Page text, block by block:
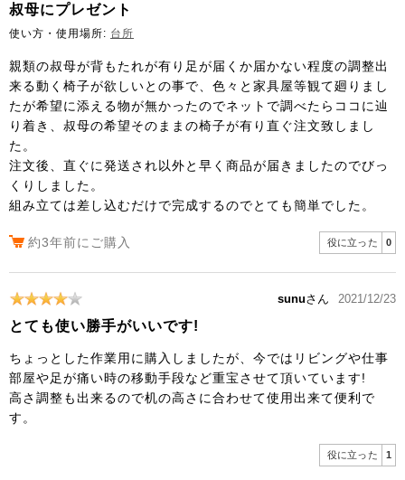
叔母にプレゼント
使い方・使用場所: 台所
親類の叔母が背もたれが有り足が届くか届かない程度の調整出
来る動く椅子が欲しいとの事で、色々と家具屋等観て廻りまし
たが希望に添える物が無かったのでネットで調べたらココに辿
り着き、叔母の希望そのままの椅子が有り直ぐ注文致しまし
た。
注文後、直ぐに発送され以外と早く商品が届きましたのでびっ
くりしました。
組み立ては差し込むだけで完成するのでとても簡単でした。
約3年前にご購入 役に立った 0
sunuさん 2021/12/23
とても使い勝手がいいです!
ちょっとした作業用に購入しましたが、今ではリビングや仕事
部屋や足が痛い時の移動手段など重宝させて頂いています!
高さ調整も出来るので机の高さに合わせて使用出来て便利で
す。
役に立った 1